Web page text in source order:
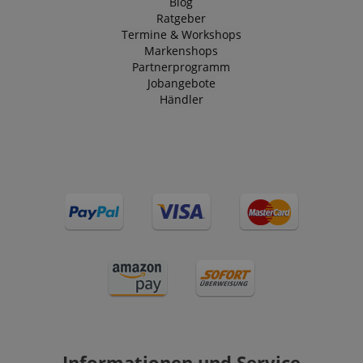
Ratgeber
Termine & Workshops
Markenshops
Partnerprogramm
Jobangebote
Händler